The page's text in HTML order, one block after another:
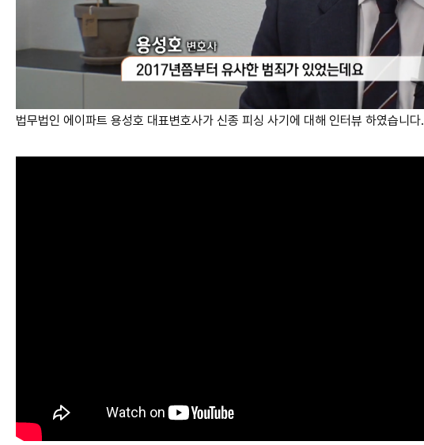
법무법인 에이파트 용성호 대표변호사가 신종 피싱 사기에 대해 인터뷰 하였습니다.